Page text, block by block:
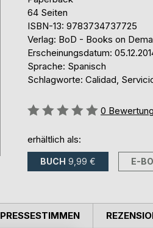
64 Seiten
ISBN-13: 9783734737725
Verlag: BoD - Books on
Erscheinungsdatum:
Sprache: Spanisch
Schlagworte: Calidad,
Bewertung::
0
erhältlich als:
BUCH 9,99 € E-
PRESSESTIMMEN